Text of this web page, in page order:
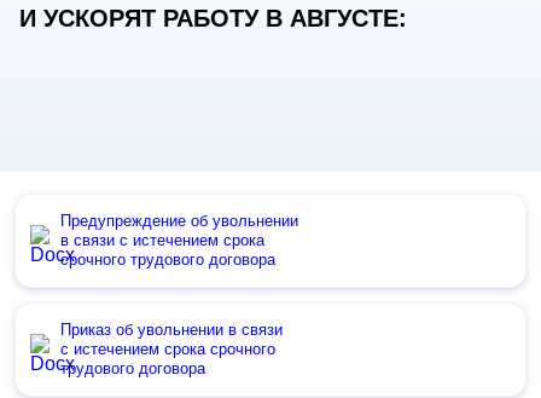
И УСКОРЯТ РАБОТУ В АВГУСТЕ:
Предупреждение об увольнении
в связи с истечением срока
срочного трудового договора
Приказ об увольнении в связи
с истечением срока срочного
трудового договора